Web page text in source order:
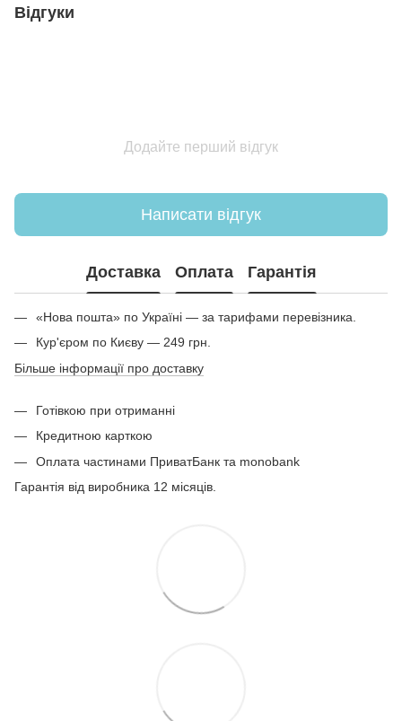
Відгуки
Додайте перший відгук
Написати відгук
Доставка Оплата Гарантія
«Нова пошта» по Україні — за тарифами перевізника.
Кур'єром по Києву — 249 грн.
Більше інформації про доставку
Готівкою при отриманні
Кредитною карткою
Оплата частинами ПриватБанк та monobank
Гарантія від виробника 12 місяців.